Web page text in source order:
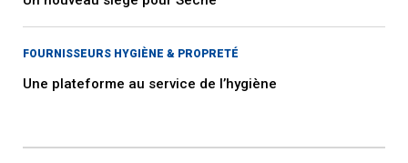
FOURNISSEURS HYGIÈNE & PROPRETÉ
Une plateforme au service de l’hygiène